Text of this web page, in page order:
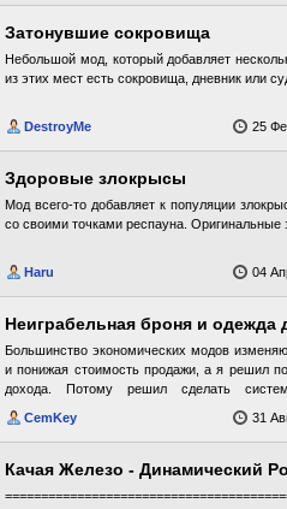
Затонувшие сокровища
Небольшой мод, который добавляет
из этих мест есть сокровища, дневник или
DestroyMe 25
Здоровые злокрысы
Мод всего-то добавляет к популяции
со своими точками респауна. Оригинальные
Haru 04
Неиграбельная броня и одежда
Большинство экономических модов
и понижая стоимость продажи, а я решил
дохода. Потому решил сделать
Ведьмаковской. То есть сделать, чтоб
выбрал такую схему. Создать
одежды и заменить ими в списках Outfit
щитов, даэдрика и драконьих доспехов
некоторой уникальной брони.
CemKey 31
Качая Железо - Динамический